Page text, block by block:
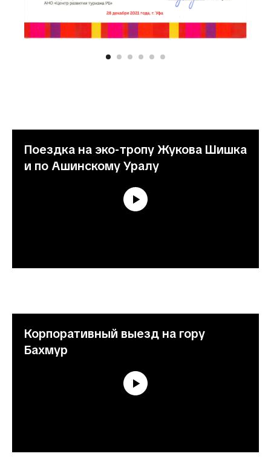
Поездка на эко-тропу Жукова Шишка
и по Ашинскому Уралу
Корпоративный выезд на гору
Бахмур